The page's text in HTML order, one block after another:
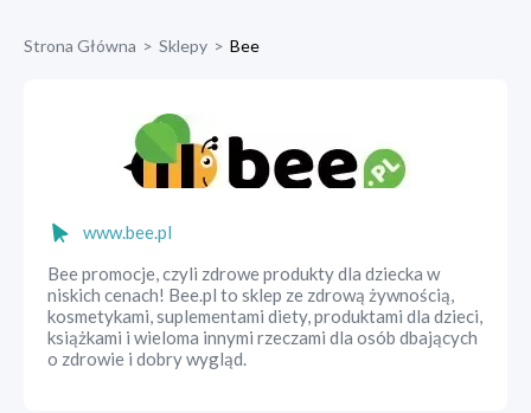
Strona Główna > Sklepy > Bee
www.bee.pl
Bee promocje, czyli zdrowe produkty dla dziecka w
niskich cenach! Bee.pl to sklep ze zdrową żywnością,
kosmetykami, suplementami diety, produktami dla dzieci,
książkami i wieloma innymi rzeczami dla osób dbających
o zdrowie i dobry wygląd.